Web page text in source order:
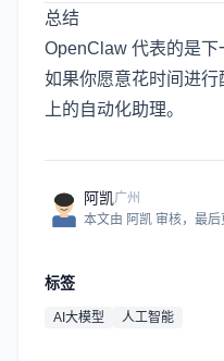
总结
OpenClaw 代表的是下
如果你愿意花时间进
上的自动化助理。
阿凯 广州
本文由 阿凯 审核，最
标签
AI大模型 人工智能